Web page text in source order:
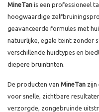
MineTan is een professioneel
hoogwaardige
geavanceerde formules met
natuurlijke, egale teint zonder
verschillende huidtypes en
diepere bruintinten.
De producten van MineTan zijn
voor snelle, zichtbare
verzorgde, zongebruinde